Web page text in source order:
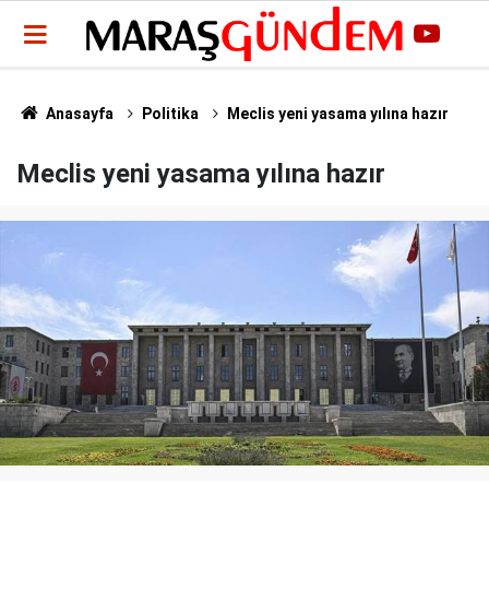
Anasayfa Politika Meclis yeni yasama yılına hazır
Meclis yeni yasama yılına hazır